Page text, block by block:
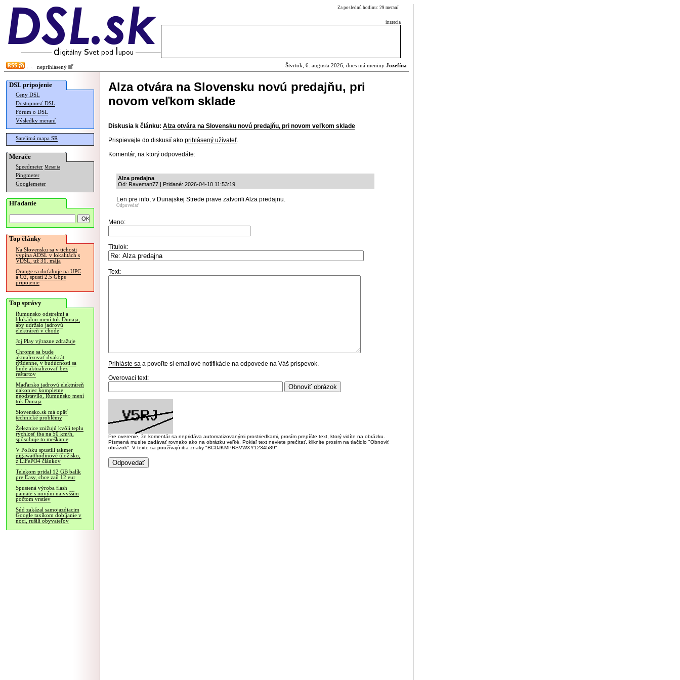
Za poslednú hodinu: 29 meraní
inzercia
neprihlásený Štvrtok, 6. augusta 2026, dnes má meniny Jozefína
DSL pripojenie
Ceny DSL
Dostupnosť DSL
Fórum o DSL
Výsledky meraní
Satelitná mapa SR
Merače
Speedmeter Merania
Pingmeter
Googlemeter
Hľadanie
Top články
Na Slovensku sa v tichosti
vypína ADSL v lokalitách s
VDSL, už 31. mája
Orange sa doťahuje na UPC
a O2, spustí 2.5 Gbps
pripojenie
Top správy
Rumunsko odstrelmi a
blokádou mení tok Dunaja,
aby udržalo jadrovú
elektráreň v chode
Joj Play výrazne zdražuje
Chrome sa bude
aktualizovať dvakrát
týždenne, v budúcnosti sa
bude aktualizovať bez
reštartov
Maďarsko jadrovú elektráreň
nakoniec kompletne
neodstavilo, Rumunsko mení
tok Dunaja
Slovensko.sk má opäť
technické problémy
Železnice znižujú kvôli teplu
rýchlosť iba na 50 km/h,
spôsobuje to meškanie
V Poľsku spustili takmer
gigawatthodinové úložisko,
z LiFePO4 článkov
Telekom pridal 12 GB balík
pre Easy, chce zaň 12 eur
Spustená výroba flash
pamäte s novým najvyšším
počtom vrstiev
Súd zakázal samojazdiacim
Google taxíkom dobíjanie v
noci, rušili obyvateľov
Alza otvára na Slovensku novú predajňu, pri
novom veľkom sklade
Diskusia k článku: Alza otvára na Slovensku novú predajňu, pri novom veľkom sklade
Prispievajte do diskusií ako prihlásený užívateľ.
Komentár, na ktorý odpovedáte:
Alza predajna
Od: Raveman77 | Pridané: 2026-04-10 11:53:19
Len pre info, v Dunajskej Strede prave zatvorili Alza predajnu.
Odpovedať
Meno:
Titulok:
Text:
Prihláste sa a povoľte si emailové notifikácie na odpovede na Váš príspevok.
Overovací text:
Pre overenie, že komentár sa nepridáva automatizovanými prostriedkami, prosím prepíšte text, ktorý vidíte na obrázku.
Písmená musíte zadávať rovnako ako na obrázku veľké. Pokiaľ text neviete prečítať, kliknite prosím na tlačidlo "Obnoviť
obrázok". V texte sa používajú iba znaky "BCDJKMPRSVWXY1234589".